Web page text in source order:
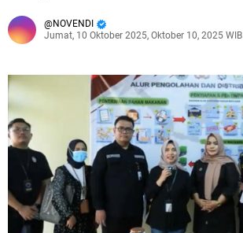
NOVENDI
Jumat, 10 Oktober 2025, Oktober 10, 2025 WIB